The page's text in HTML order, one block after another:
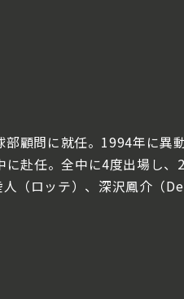
顧問に就任。1994年に異
赴任。全中に4度出場し、
（ロッテ）、深沢鳳介（